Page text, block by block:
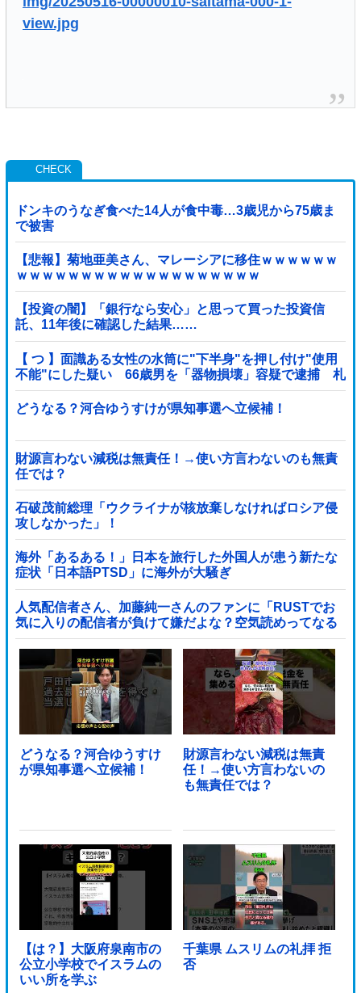
view.jpg
ドンキのうなぎ食べた14人が食中毒…3歳児から75歳ま
で被害
【悲報】菊地亜美さん、マレーシアに移住ｗｗｗｗｗｗ
ｗｗｗｗｗｗｗｗｗｗｗｗｗｗｗｗｗｗｗ
【投資の闇】「銀行なら安心」と思って買った投資信
託、11年後に確認した結果……
【 つ 】面識ある女性の水筒に"下半身"を押し付け"使用
不能"にした疑い 66歳男を「器物損壊」容疑で逮捕 札
幌市
どうなる？河合ゆうすけが県知事選へ立候補！
財源言わない減税は無責任！→使い方言わないのも無責
任では？
石破茂前総理「ウクライナが核放棄しなければロシア侵
攻しなかった」！
海外「あるある！」日本を旅行した外国人が患う新たな
症状「日本語PTSD」に海外が大騒ぎ
人気配信者さん、加藤純一さんのファンに「RUSTでお
気に入りの配信者が負けて嫌だよな？空気読めってなる
よな？その結果がVCR。お前らVCR向いてるよ」→大炎
上他
どうなる？河合ゆうすけ
が県知事選へ立候補！
財源言わない減税は無責
任！→使い方言わないの
も無責任では？
【は？】大阪府泉南市の
公立小学校でイスラムの
いい所を学ぶ
千葉県 ムスリムの礼拝 拒
否